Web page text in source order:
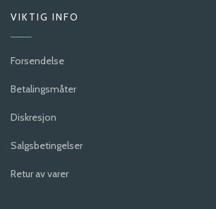
VIKTIG INFO
Forsendelse
Betalingsmåter
Diskresjon
Salgsbetingelser
Retur av varer